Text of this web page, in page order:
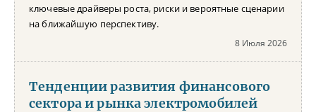
ключевые драйверы роста, риски и вероятные сценарии
на ближайшую перспективу.
8 Июля 2026
Тенденции развития финансового
сектора и рынка электромобилей